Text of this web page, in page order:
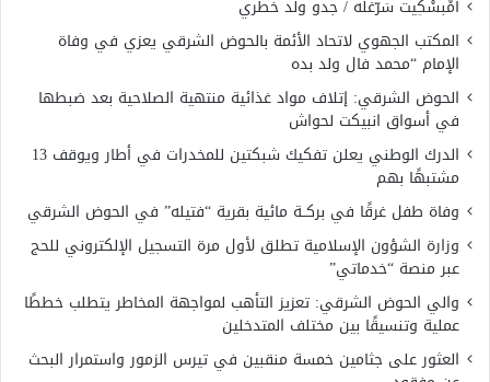
أَمْبسْكِيت سَرّْغلّه / جدو ولد خطري
المكتب الجهوي لاتحاد الأئمة بالحوض الشرقي يعزي في وفاة
الإمام “محمد فال ولد بده
الحوض الشرقي: إتلاف مواد غذائية منتهية الصلاحية بعد ضبطها
في أسواق انبيكت لحواش
الدرك الوطني يعلن تفكيك شبكتين للمخدرات في أطار ويوقف 13
مشتبهًا بهم
وفاة طفل غرقًا في بركــة مائية بقرية “فتيله” في الحوض الشرقي
وزارة الشؤون الإسلامية تطلق لأول مرة التسجيل الإلكتروني للحج
عبر منصة “خدماتي”
والي الحوض الشرقي: تعزيز التأهب لمواجهة المخاطر يتطلب خططًا
عملية وتنسيقًا بين مختلف المتدخلين
العثور على جثامين خمسة منقبين في تيرس الزمور واستمرار البحث